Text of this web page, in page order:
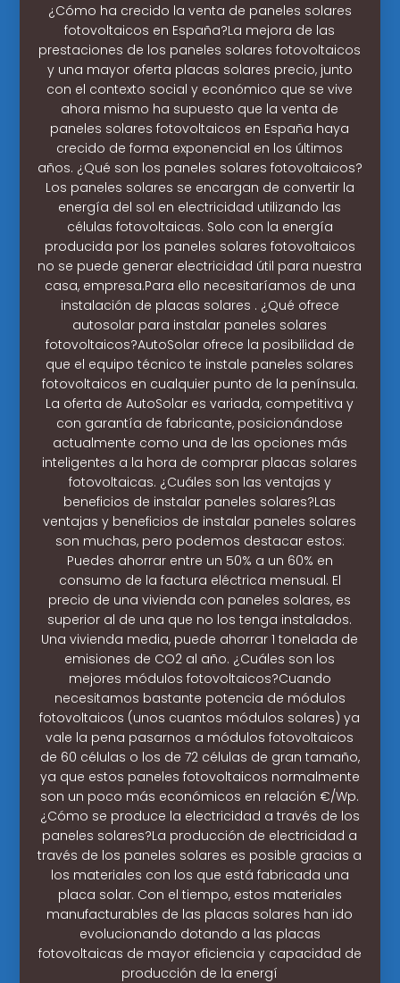
¿Cómo ha crecido la venta de paneles solares
fotovoltaicos en España?La mejora de las
prestaciones de los paneles solares fotovoltaicos
y una mayor oferta placas solares precio, junto
con el contexto social y económico que se vive
ahora mismo ha supuesto que la venta de
paneles solares fotovoltaicos en España haya
crecido de forma exponencial en los últimos
años. ¿Qué son los paneles solares fotovoltaicos?
Los paneles solares se encargan de convertir la
energía del sol en electricidad utilizando las
células fotovoltaicas. Solo con la energía
producida por los paneles solares fotovoltaicos
no se puede generar electricidad útil para nuestra
casa, empresa.Para ello necesitaríamos de una
instalación de placas solares . ¿Qué ofrece
autosolar para instalar paneles solares
fotovoltaicos?AutoSolar ofrece la posibilidad de
que el equipo técnico te instale paneles solares
fotovoltaicos en cualquier punto de la península.
La oferta de AutoSolar es variada, competitiva y
con garantía de fabricante, posicionándose
actualmente como una de las opciones más
inteligentes a la hora de comprar placas solares
fotovoltaicas. ¿Cuáles son las ventajas y
beneficios de instalar paneles solares?Las
ventajas y beneficios de instalar paneles solares
son muchas, pero podemos destacar estos:
Puedes ahorrar entre un 50% a un 60% en
consumo de la factura eléctrica mensual. El
precio de una vivienda con paneles solares, es
superior al de una que no los tenga instalados.
Una vivienda media, puede ahorrar 1 tonelada de
emisiones de CO2 al año. ¿Cuáles son los
mejores módulos fotovoltaicos?Cuando
necesitamos bastante potencia de módulos
fotovoltaicos (unos cuantos módulos solares) ya
vale la pena pasarnos a módulos fotovoltaicos
de 60 células o los de 72 células de gran tamaño,
ya que estos paneles fotovoltaicos normalmente
son un poco más económicos en relación €/Wp.
¿Cómo se produce la electricidad a través de los
paneles solares?La producción de electricidad a
través de los paneles solares es posible gracias a
los materiales con los que está fabricada una
placa solar. Con el tiempo, estos materiales
manufacturables de las placas solares han ido
evolucionando dotando a las placas
fotovoltaicas de mayor eficiencia y capacidad de
producción de la energí